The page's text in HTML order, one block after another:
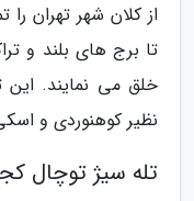
از کلان شهر تهران را
تا برج های بلند و
خلق می نمایند.
نظیر کوهنوردی و
تله سیژ توچال